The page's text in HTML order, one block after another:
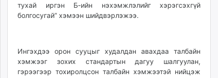
тухай иргэн Б-ийн нэхэмжлэлийг хэрэгсэхгүй
болгосугай” хэмээн шийдвэрлэжээ.
Ингэхдээ орон сууцыг худалдан авахдаа талбайн
хэмжээг зохих стандартын дагуу шалгуулан,
гэрээгээр тохиролцсон талбайн хэмжээтэй нийцэж